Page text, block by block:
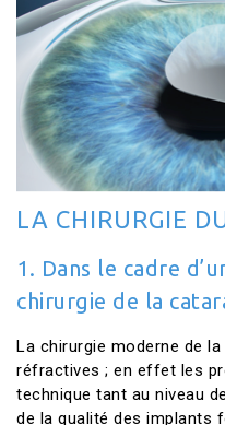
LA CHIRURGIE
1. Dans le cadre
chirurgie de la
La chirurgie moderne de
réfractives ; en effet les
technique tant au niveau
de la qualité des implants